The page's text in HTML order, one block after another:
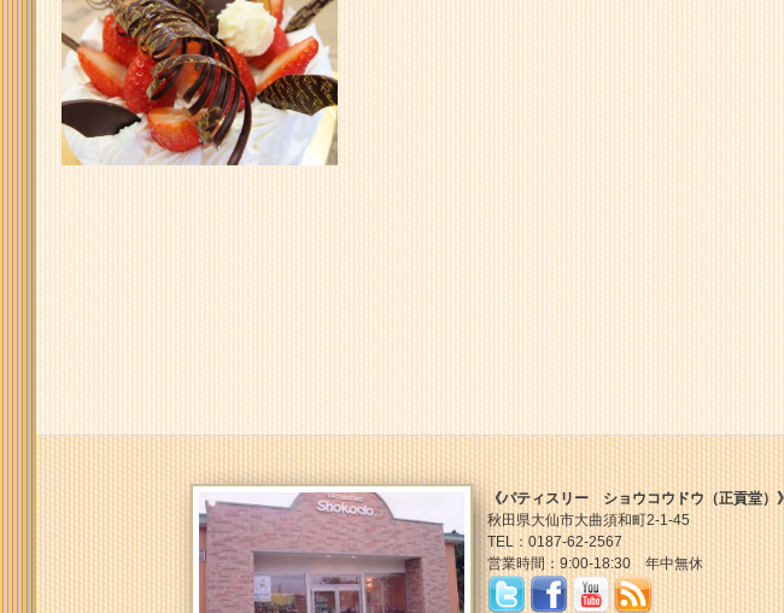
《パティスリー ショウコウドウ（正貢堂）
秋田県大仙市大曲須和町2-1-45
TEL：0187-62-2567
営業時間：9:00-18:30 年中無休